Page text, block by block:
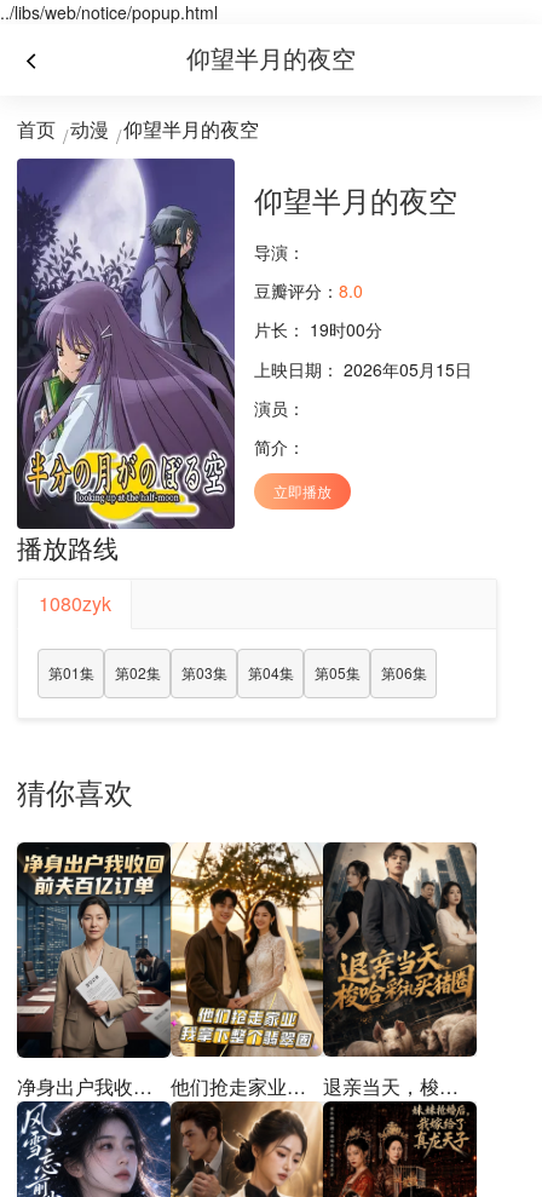
../libs/web/notice/popup.html
仰望半月的夜空
首页 动漫 仰望半月的夜空
仰望半月的夜空
导演：
豆瓣评分： 8.0
片长： 19时00分
上映日期： 2026年05月15日
演员：
简介：
立即播放
播放路线
1080zyk
第01集 第02集 第03集 第04集 第05集 第06集
猜你喜欢
净身出户我收回前夫百亿订单 他们抢走家业，我拿下整个翡翠圈 退亲当天，梭哈彩礼买猪圈